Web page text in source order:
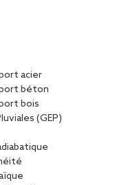
acier
béton
bois
(GEP)
min